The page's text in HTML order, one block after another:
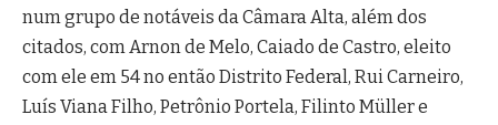
num grupo de notáveis da Câmara Alta, além dos
citados, com Arnon de Melo, Caiado de Castro, eleito
com ele em 54 no então Distrito Federal, Rui Carneiro,
Luís Viana Filho, Petrônio Portela, Filinto Müller e